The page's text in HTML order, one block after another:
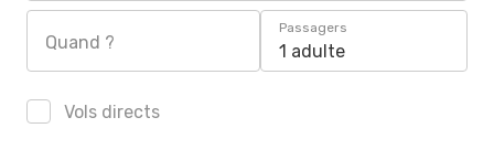
Quand ?
Passagers
1 adulte
Vols directs